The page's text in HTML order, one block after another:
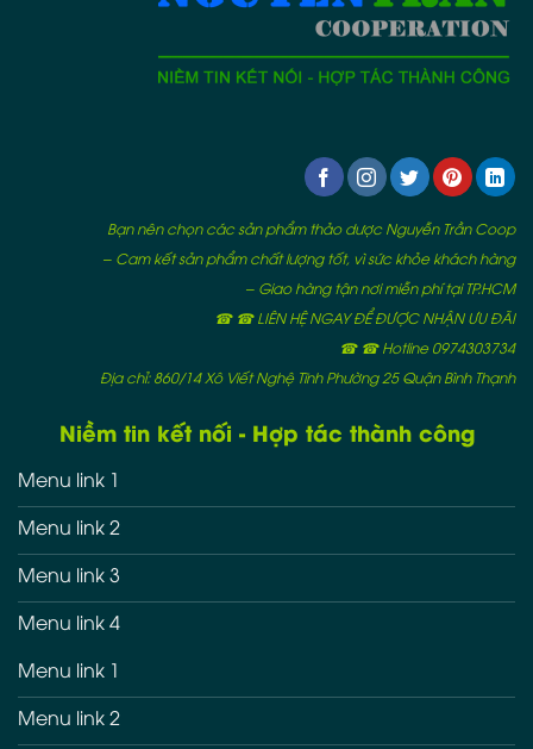
Bạn nên chọn các sản phẩm thảo dược Nguyễn Trần Coop
– Cam kết sản phẩm chất lượng tốt, vì sức khỏe khách hàng
– Giao hàng tận nơi miễn phí tại TP.HCM
☎ ☎ LIÊN HỆ NGAY ĐỂ ĐƯỢC NHẬN ƯU ĐÃI
☎ ☎ Hotline 0974303734
Địa chỉ: 860/14 Xô Viết Nghệ Tĩnh Phường 25 Quận Bình Thạnh
Niềm tin kết nối - Hợp tác thành công
Menu link 1
Menu link 2
Menu link 3
Menu link 4
Menu link 1
Menu link 2